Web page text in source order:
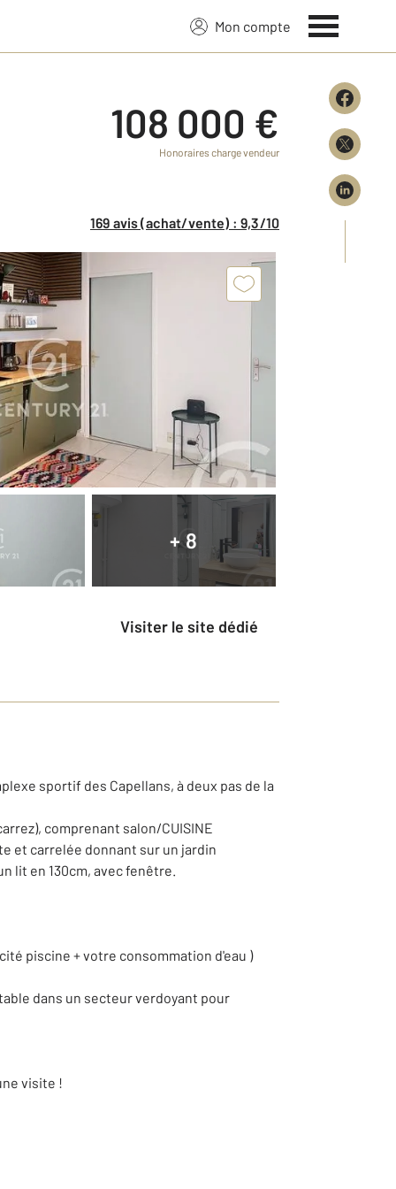
Mon compte
108 000 €
Honoraires charge vendeur
169 avis (achat/vente) : 9,3/10
+ 8
Visiter le site dédié
sportif des Capellans, à deux pas de la
comprenant salon/CUISINE
et carrelée donnant sur un jardin
lit en 130cm, avec fenêtre.
piscine + votre consommation d'eau )
dans un secteur verdoyant pour
visite !